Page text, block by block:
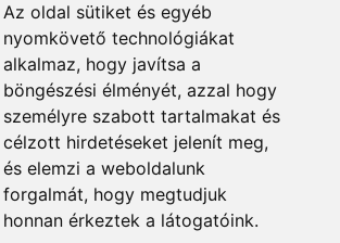
Az oldal sütiket és egyéb
nyomkövető technológiákat
alkalmaz, hogy javítsa a
böngészési élményét, azzal hogy
személyre szabott tartalmakat és
célzott hirdetéseket jelenít meg,
és elemzi a weboldalunk
forgalmát, hogy megtudjuk
honnan érkeztek a látogatóink.
Accepted payment methods